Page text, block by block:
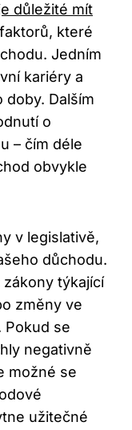
důležité mít
které
Jedním
kariéry a
Dalším
o
– čím déle
obvykle
v legislativě,
důchodu.
týkající
změny ve
Pokud se
negativně
možné se
užitečné